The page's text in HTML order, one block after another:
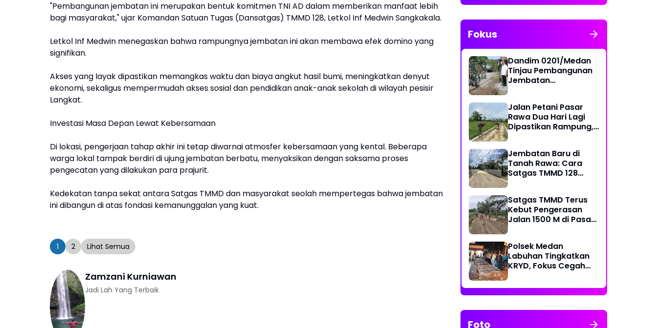
​"Pembangunan jembatan ini merupakan bentuk komitmen TNI AD dalam memberikan manfaat lebih
bagi masyarakat," ujar Komandan Satuan Tugas (Dansatgas) TMMD 128, Letkol Inf Medwin Sangkakala.
​Letkol Inf Medwin menegaskan bahwa rampungnya jembatan ini akan membawa efek domino yang
signifikan.
Akses yang layak dipastikan memangkas waktu dan biaya angkut hasil bumi, meningkatkan denyut
ekonomi, sekaligus mempermudah akses sosial dan pendidikan anak-anak sekolah di wilayah pesisir
Langkat.
​Investasi Masa Depan Lewat Kebersamaan
​Di lokasi, pengerjaan tahap akhir ini tetap diwarnai atmosfer kebersamaan yang kental. Beberapa
warga lokal tampak berdiri di ujung jembatan berbatu, menyaksikan dengan saksama proses
pengecatan yang dilakukan para prajurit.
Kedekatan tanpa sekat antara Satgas TMMD dan masyarakat seolah mempertegas bahwa jembatan
ini dibangun di atas fondasi kemanunggalan yang kuat.
1 2 Lihat Semua
Zamzani Kurniawan
Jadi Lah Yang Terbaik
Fokus
Dandim 0201/Medan
Tinjau Pembangunan
Jembatan
Jalan Petani Pasar
Rawa Dua Hari Lagi
Dipastikan Rampung,
Jembatan Baru di
Tanah Rawa: Cara
Satgas TMMD 128
Satgas TMMD Terus
Kebut Pengerasan
Jalan 1500 M di Pasar
Warga
Polsek Medan
Labuhan Tingkatkan
KRYD, Fokus Cegah
dan Balap Liar
Foto